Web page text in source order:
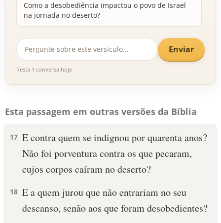
Como a desobediência impactou o povo de Israel
na jornada no deserto?
Enviar
Resta 1 conversa hoje
Esta passagem em outras versões da Bíblia
17 E contra quem se indignou por quarenta anos?
Não foi porventura contra os que pecaram,
cujos corpos caíram no deserto?
18 E a quem jurou que não entrariam no seu
descanso, senão aos que foram desobedientes?